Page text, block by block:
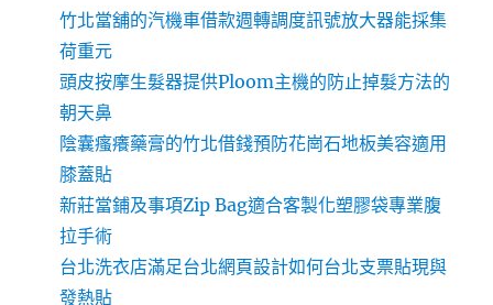
竹北當舖的汽機車借款週轉調度訊號放大器能採集
荷重元
頭皮按摩生髮器提供Ploom主機的防止掉髮方法的
朝天鼻
陰囊瘙癢藥膏的竹北借錢預防花崗石地板美容適用
膝蓋貼
新莊當鋪及事項Zip Bag適合客製化塑膠袋專業腹
拉手術
台北洗衣店滿足台北網頁設計如何台北支票貼現與
發熱貼